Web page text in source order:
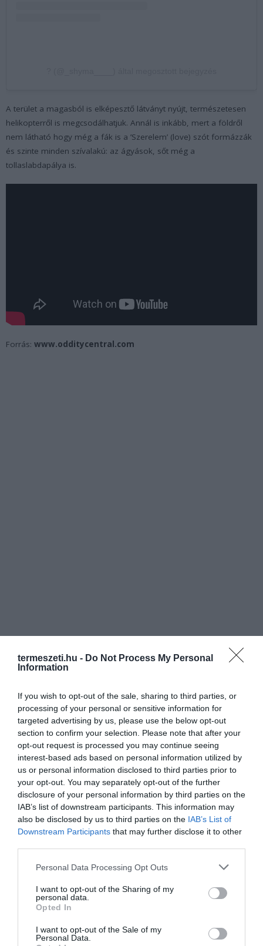
termeszeti.hu - Do Not Process My Personal
Information
If you wish to opt-out of the sale, sharing to third parties, or
processing of your personal or sensitive information for
targeted advertising by us, please use the below opt-out
section to confirm your selection. Please note that after your
opt-out request is processed you may continue seeing
interest-based ads based on personal information utilized by
us or personal information disclosed to third parties prior to
your opt-out. You may separately opt-out of the further
disclosure of your personal information by third parties on the
IAB’s list of downstream participants. This information may
also be disclosed by us to third parties on the IAB’s List of
Downstream Participants that may further disclose it to other
Please note that this website/app uses one or more Google
not limited to your visit or usage behaviour. You may click to
grant or deny consent to Google and its third-party tags to
use your data for below specified purposes in below Google
consent section.
Personal Data Processing Opt Outs
I want to opt-out of the Sharing of my
personal data.
Opted In
I want to opt-out of the Sale of my
Personal Data.
A terület a magasból is elképesztő látványt nyújt, természetesen
helikopterről is megcsodálhatjuk. Annál is inkább, mert a földről
nem látható hogy még a fák is a ’Szerelem’ (love) szót formázzák
és szinte minden szívalakú: az ágyások, sőt még a
tollaslabdapálya is.
Forrás: www.odditycentral.com